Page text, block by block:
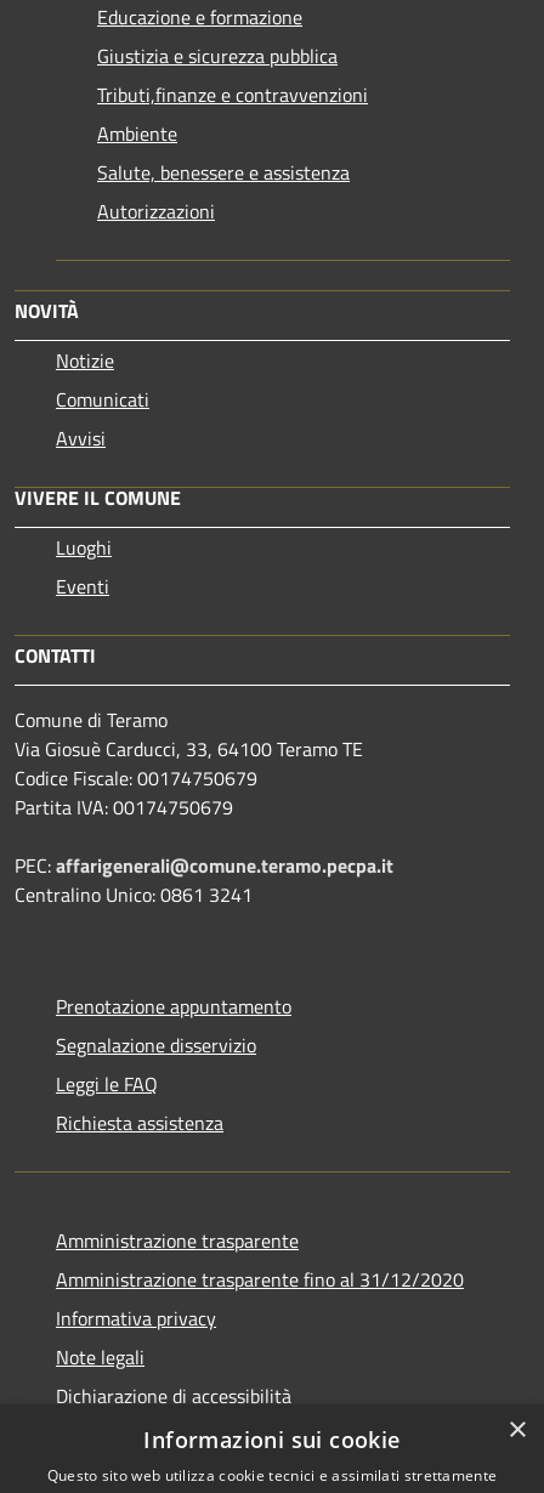
Educazione e formazione
Giustizia e sicurezza pubblica
Tributi,finanze e contravvenzioni
Ambiente
Salute, benessere e assistenza
Autorizzazioni
NOVITÀ
Notizie
Comunicati
Avvisi
VIVERE IL COMUNE
Luoghi
Eventi
CONTATTI
Comune di Teramo
Via Giosuè Carducci, 33, 64100 Teramo TE
Codice Fiscale: 00174750679
Partita IVA: 00174750679
PEC:affarigenerali@comune.teramo.pecpa.it
Centralino Unico: 0861 3241
Prenotazione appuntamento
Segnalazione disservizio
Leggi le FAQ
Richiesta assistenza
Amministrazione trasparente
Amministrazione trasparente fino al 31/12/2020
Informativa privacy
Note legali
Dichiarazione di accessibilità
×
Informazioni sui cookie
Questo sito web utilizza cookie tecnici e assimilati strettamente